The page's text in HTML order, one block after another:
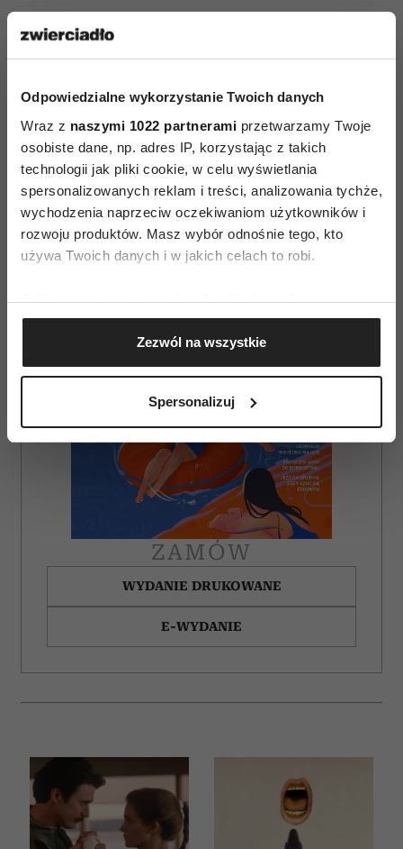
Odpowiedzialne wykorzystanie Twoich danych
Wraz z naszymi 1022 partnerami przetwarzamy Twoje
osobiste dane, np. adres IP, korzystając z takich
technologii jak pliki cookie, w celu wyświetlania
spersonalizowanych reklam i treści, analizowania tychże,
wychodzenia naprzeciw oczekiwaniom użytkowników i
rozwoju produktów. Masz wybór odnośnie tego, kto
używa Twoich danych i w jakich celach to robi.
Jeśli wyrazisz na to zgodę, chcielibyśmy również:
Gromadzić dane dotyczące Twojej lokalizacji
geograficznej z dokładnością nawet do kilku metrów
Identyfikować Twoje urządzenie, aktywnie
(fingerprinting, czyli wirtualny odcisk palca)
dane są przetwarzane oraz ustaw własne preferencje w
sekcji szczegółów. W Deklaracji plików cookie możesz
zmienić lub wycofać swoją zgodę w dowolnej chwili.
Wykorzystujemy pliki cookie do spersonalizowania treści
i reklam, aby oferować funkcje społecznościowe i
analizować ruch w naszej witrynie. Informacje o tym, jak
korzystasz z naszej witryny, udostępniamy partnerom
społecznościowym, reklamowym i analitycznym.
Partnerzy mogą połączyć te informacje z innymi danymi
otrzymanymi od Ciebie lub uzyskanymi podczas
Zezwól na wszystkie
Spersonalizuj
DEPRESJA ZDROWIE PSYCHICZNE
AUTOPROMOCJA
ZAMÓW
WYDANIE DRUKOWANE
E-WYDANIE